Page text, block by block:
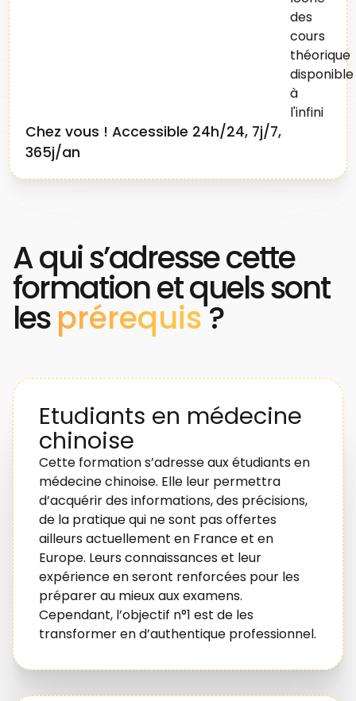
Chez vous ! Accessible 24h/24, 7j/7,
365j/an
A qui s’adresse cette
formation et quels sont
lesprérequis?
Etudiants en médecine
chinoise
Cette formation s’adresse aux étudiants en
médecine chinoise. Elle leur permettra
d’acquérir des informations, des précisions,
de la pratique qui ne sont pas offertes
ailleurs actuellement en France et en
Europe. Leurs connaissances et leur
expérience en seront renforcées pour les
préparer au mieux aux examens.
Cependant, l’objectif n°1 est de les
transformer en d’authentique professionnel.